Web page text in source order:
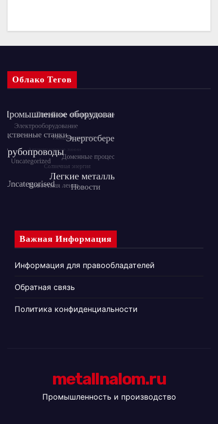
Облако Тегов
Важная Информация
Информация для правообладателей
Обратная связь
Политика конфиденциальности
metallnalom.ru
Промышленность и производство